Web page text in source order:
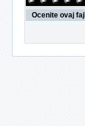
Ocenite ovaj fajl